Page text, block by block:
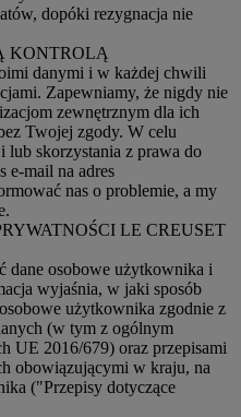
dopóki rezygnacja nie
KONTROLĄ
danymi i w każdej chwili
Zapewniamy, że nigdy nie
zewnętrznym dla ich
Twojej zgody. W celu
skorzystania z prawa do
e-mail na adres
nas o problemie, a my
LE CREUSET
dane osobowe użytkownika i
wyjaśnia, w jaki sposób
użytkownika zgodnie z
(w tym z ogólnym
UE 2016/679) oraz przepisami
obowiązującymi w kraju, na
("Przepisy dotyczące